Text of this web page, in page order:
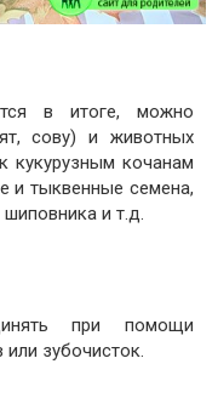
в итоге, можно
сову) и животных
кукурузным кочанам
и тыквенные семена,
и т.д.
при помощи
зубочисток.